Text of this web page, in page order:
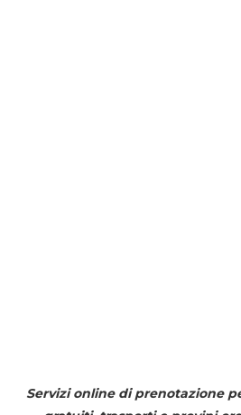
Servizi online di prenotazione